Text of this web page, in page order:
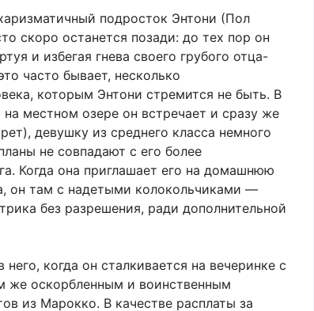
подросток Энтони (Пол
скоро останется позади: до тех пор он
и избегая гнева своего грубого отца-
часто бывает, несколько
которым Энтони стремится не быть. В
местном озере он встречает и сразу же
девушку из среднего класса немного
не совпадают с его более
Когда она приглашает его на домашнюю
он там с надетыми колокольчиками —
без разрешения, ради дополнительной
когда он сталкивается на вечеринке с
оскорбленным и воинственным
из Марокко. В качестве расплаты за